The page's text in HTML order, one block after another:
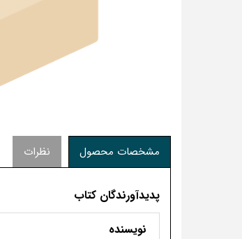
مشخصات محصول نظرات
پدیدآورندگان کتاب
نویسنده